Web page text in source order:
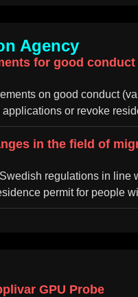
Agency
for good
on good conduct
or revoke
in the field of
regulations in
permit for people wi
GPU Probe